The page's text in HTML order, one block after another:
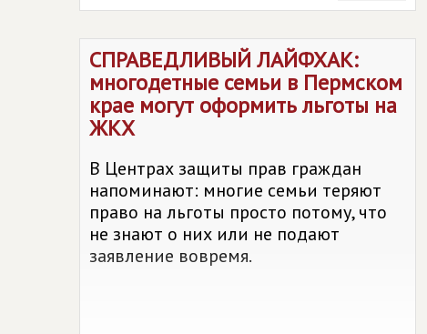
СПРАВЕДЛИВЫЙ ЛАЙФХАК:
многодетные семьи в Пермском
крае могут оформить льготы на
ЖКХ
В Центрах защиты прав граждан
напоминают: многие семьи теряют
право на льготы просто потому, что
не знают о них или не подают
заявление вовремя.